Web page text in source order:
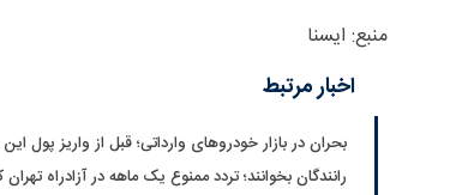
منبع: ایسنا
اخبار مرتبط
بحران در بازار خودروهای وارداتی؛ قبل از واریز پول این
رانندگان بخوانند؛ تردد ممنوع یک ماهه در آزادراه